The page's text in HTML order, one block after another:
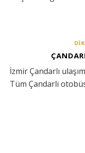
İzmir Çandarlı
Tüm Çandarlı